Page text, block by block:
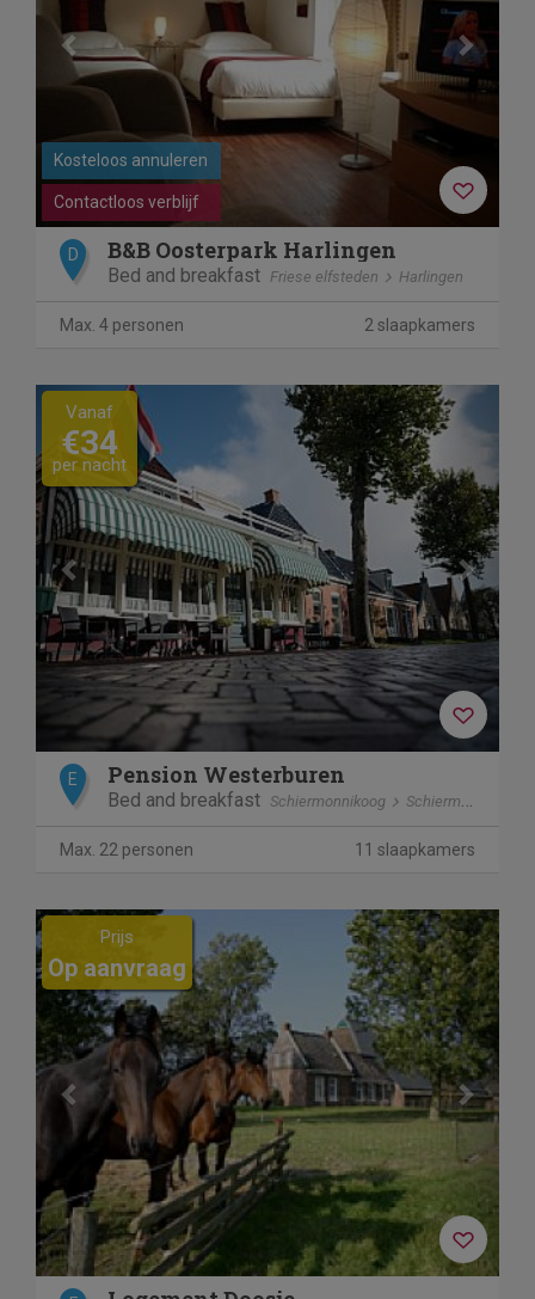
Contactloos verblijf
Kosteloos annuleren
D B&B Oosterpark Harlingen
Bed and breakfast Friese elfsteden Harlingen
Max. 4 personen 2 slaapkamers
Previous Next
Vanaf
€34
per nacht
E Pension Westerburen
Bed and breakfast Schiermonnikoog Schiermonnikoog
Max. 22 personen 11 slaapkamers
Previous Next
Prijs
Op aanvraag